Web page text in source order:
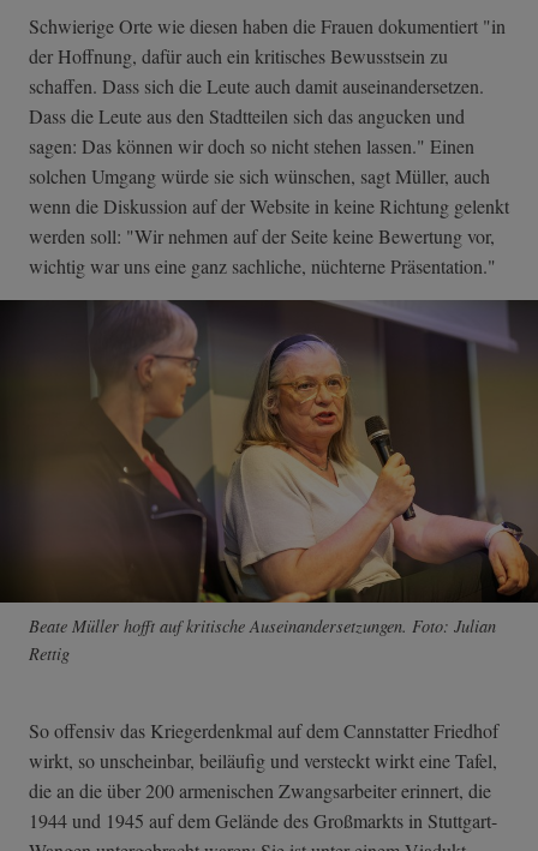
Schwierige Orte wie diesen haben die Frauen dokumentiert "in
der Hoffnung, dafür auch ein kritisches Bewusstsein zu
schaffen. Dass sich die Leute auch damit auseinandersetzen.
Dass die Leute aus den Stadtteilen sich das angucken und
sagen: Das können wir doch so nicht stehen lassen." Einen
solchen Umgang würde sie sich wünschen, sagt Müller, auch
wenn die Diskussion auf der Website in keine Richtung gelenkt
werden soll: "Wir nehmen auf der Seite keine Bewertung vor,
wichtig war uns eine ganz sachliche, nüchterne Präsentation."
Beate Müller hofft auf kritische Auseinandersetzungen. Foto: Julian
Rettig
So offensiv das Kriegerdenkmal auf dem Cannstatter Friedhof
wirkt, so unscheinbar, beiläufig und versteckt wirkt eine Tafel,
die an die über 200 armenischen Zwangsarbeiter erinnert, die
1944 und 1945 auf dem Gelände des Großmarkts in Stuttgart-